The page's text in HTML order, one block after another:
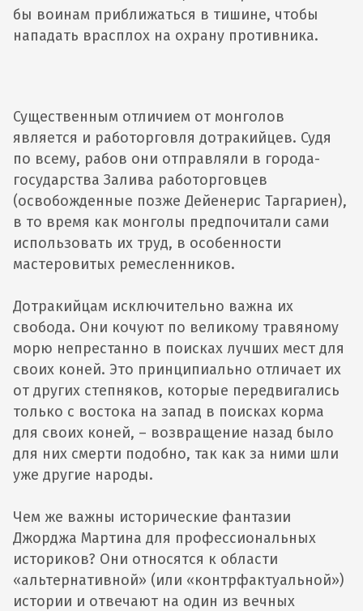
бы воинам приближаться в тишине, чтобы
нападать врасплох на охрану противника.
Существенным отличием от монголов
является и работорговля дотракийцев. Судя
по всему, рабов они отправляли в города-
государства Залива работорговцев
(освобожденные позже Дейенерис Таргариен),
в то время как монголы предпочитали сами
использовать их труд, в особенности
мастеровитых ремесленников.
Дотракийцам исключительно важна их
свобода. Они кочуют по великому травяному
морю непрестанно в поисках лучших мест для
своих коней. Это принципиально отличает их
от других степняков, которые передвигались
только с востока на запад в поисках корма
для своих коней, – возвращение назад было
для них смерти подобно, так как за ними шли
уже другие народы.
Чем же важны исторические фантазии
Джорджа Мартина для профессиональных
историков? Они относятся к области
«альтернативной» (или «контрфактуальной»)
истории и отвечают на один из вечных